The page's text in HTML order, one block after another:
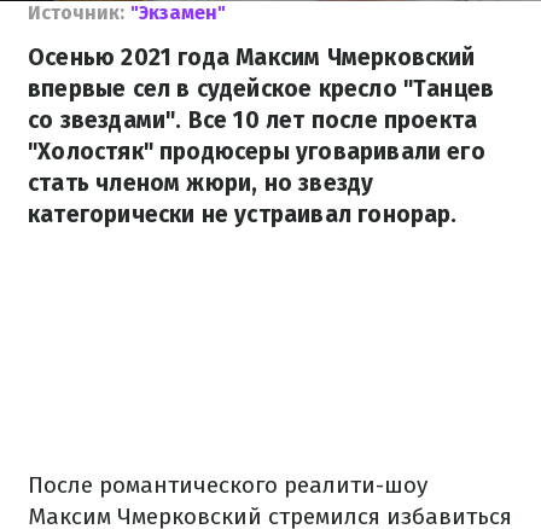
Источник: "Экзамен"
Осенью 2021 года Максим Чмерковский
впервые сел в судейское кресло "Танцев
со звездами". Все 10 лет после проекта
"Холостяк" продюсеры уговаривали его
стать членом жюри, но звезду
категорически не устраивал гонорар.
После романтического реалити-шоу
Максим Чмерковский стремился избавиться